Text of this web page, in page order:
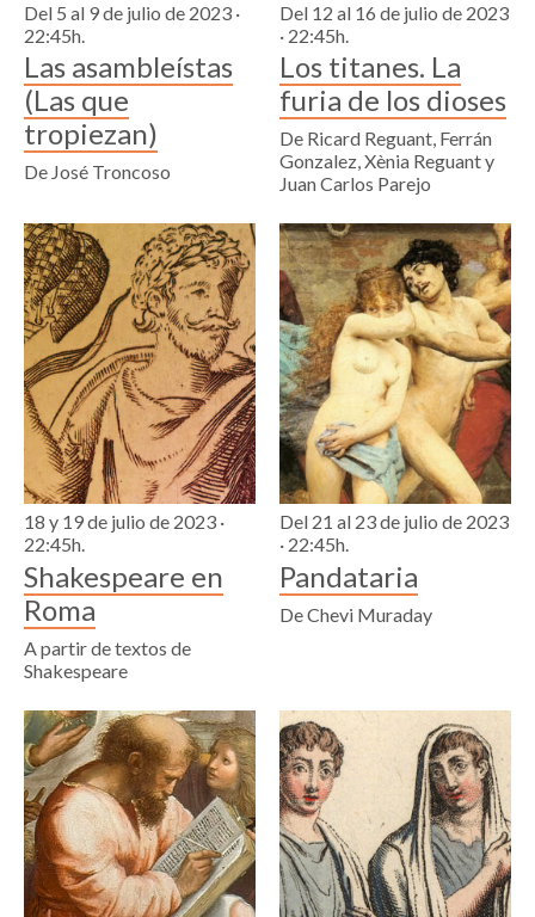
Del 5 al 9 de julio de 2023 ·
22:45h.
Las asambleístas
(Las que
tropiezan)
De José Troncoso
Del 12 al 16 de julio de 2023
· 22:45h.
Los titanes. La
furia de los dioses
De Ricard Reguant, Ferrán
Gonzalez, Xènia Reguant y
Juan Carlos Parejo
18 y 19 de julio de 2023 ·
22:45h.
Shakespeare en
Roma
A partir de textos de
Shakespeare
Del 21 al 23 de julio de 2023
· 22:45h.
Pandataria
De Chevi Muraday